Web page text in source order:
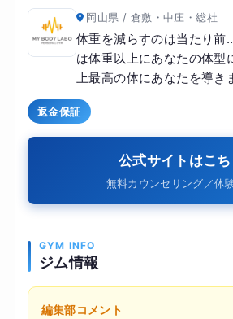
岡山県 / 倉敷・中庄・総社
体重を減らすのは当たり
は体重以上にあなたの体型
上最高の体にあなたを導き
返金保証
公式サイトはこち
無料カウンセリング／体
GYM INFO
ジム情報
編集部コメント